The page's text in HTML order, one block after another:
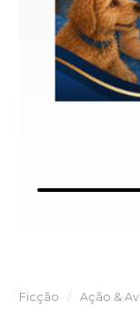
Ficção Ação &